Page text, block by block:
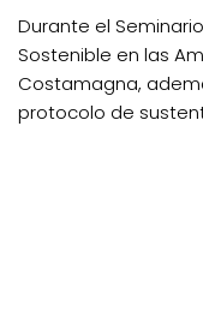
Durante el
Sostenible en las
Costamagna,
protocolo de